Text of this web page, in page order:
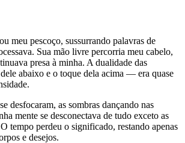
meu pescoço, sussurrando palavras de
Sua mão livre percorria meu cabelo,
presa à minha. A dualidade das
abaixo e o toque dela acima — era quase
desfocaram, as sombras dançando nas
mente se desconectava de tudo exceto as
tempo perdeu o significado, restando apenas
e desejos.